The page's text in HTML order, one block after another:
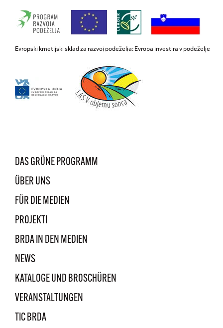
Evropski kmetijski sklad za razvoj podeželja: Evropa investira v podeželje
DAS GRÜNE PROGRAMM
ÜBER UNS
FÜR DIE MEDIEN
PROJEKTI
BRDA IN DEN MEDIEN
NEWS
KATALOGE UND BROSCHÜREN
VERANSTALTUNGEN
TIC BRDA